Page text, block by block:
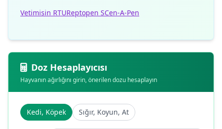
Vetimisin RTUReptopen SCen-A-Pen
Doz Hesaplayıcısı
Hayvanın ağırlığını girin, önerilen dozu hesaplayın
Kedi, Köpek Sığır, Koyun, At